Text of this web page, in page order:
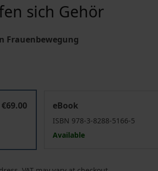
sich Gehör
Frauenbewegung
€69.00
eBook
ISBN 978-3-8288-5166-5
Available